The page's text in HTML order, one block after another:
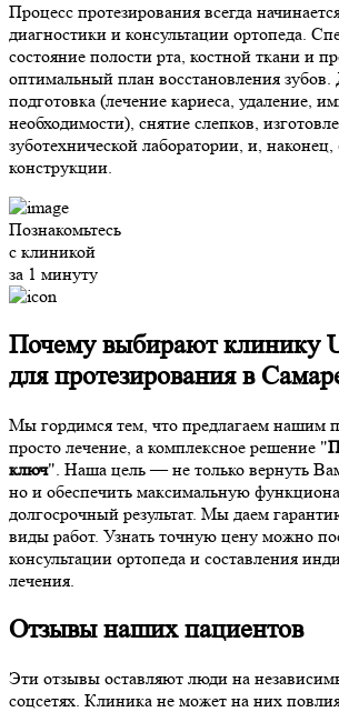
Процесс протезирования всегда
диагностики и консультации ортопеда.
состояние полости рта, костной ткани и
оптимальный план восстановления зубов.
подготовка (лечение кариеса, удаление,
необходимости), снятие слепков,
зуботехнической лаборатории, и,
конструкции.
Познакомьтесь
с клиникой
за 1 минуту
Почему выбирают клинику
для протезирования в
Мы гордимся тем, что предлагаем нашим
просто лечение, а комплексное решение "
ключ". Наша цель — не только вернуть
но и обеспечить максимальную
долгосрочный результат. Мы даем
виды работ. Узнать точную цену можно
консультации ортопеда и составления
лечения.
Отзывы наших пациентов
Эти отзывы оставляют люди на
соцсетях. Клиника не может на них